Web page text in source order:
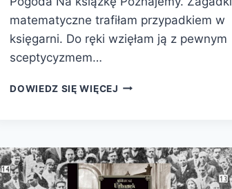
matematyczne trafiłam przypadkiem w
księgarni. Do ręki wzięłam ją z pewnym
sceptycyzmem…
DOWIEDZ SIĘ WIĘCEJ POZNAJEMY.